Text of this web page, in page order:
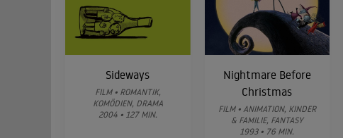
Sideways
FILM • ROMANTIK,
KOMÖDIEN, DRAMA
2004 • 127 MIN.
Nightmare Before
Christmas
FILM • ANIMATION, KINDER
& FAMILIE, FANTASY
1993 • 76 MIN.